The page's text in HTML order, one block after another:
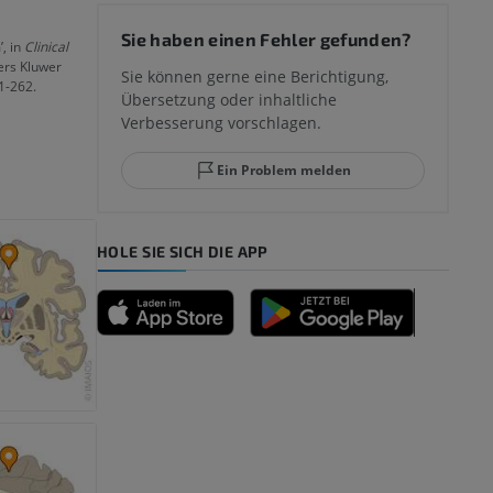
in Clinical
Kluwer
262.
-knochen
Sie haben einen Fehler gefunden?
Sie können gerne eine Berichtigung,
Übersetzung oder inhaltliche
Verbesserung vorschlagen.
Ein Problem melden
HOLE SIE SICH DIE APP